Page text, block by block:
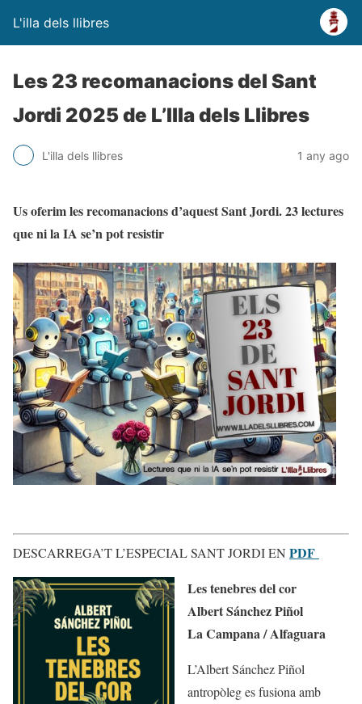
L'illa dels llibres
Les 23 recomanacions del Sant
Jordi 2025 de L’Illa dels Llibres
L'illa dels llibres 1 any ago
Us oferim les recomanacions d’aquest Sant Jordi. 23 lectures
que ni la IA se’n pot resistir
DESCARREGA’T L’ESPECIAL SANT JORDI EN PDF
Les tenebres del cor
Albert Sánchez Piñol
La Campana / Alfaguara
L’Albert Sánchez Piñol
antropòleg es fusiona amb